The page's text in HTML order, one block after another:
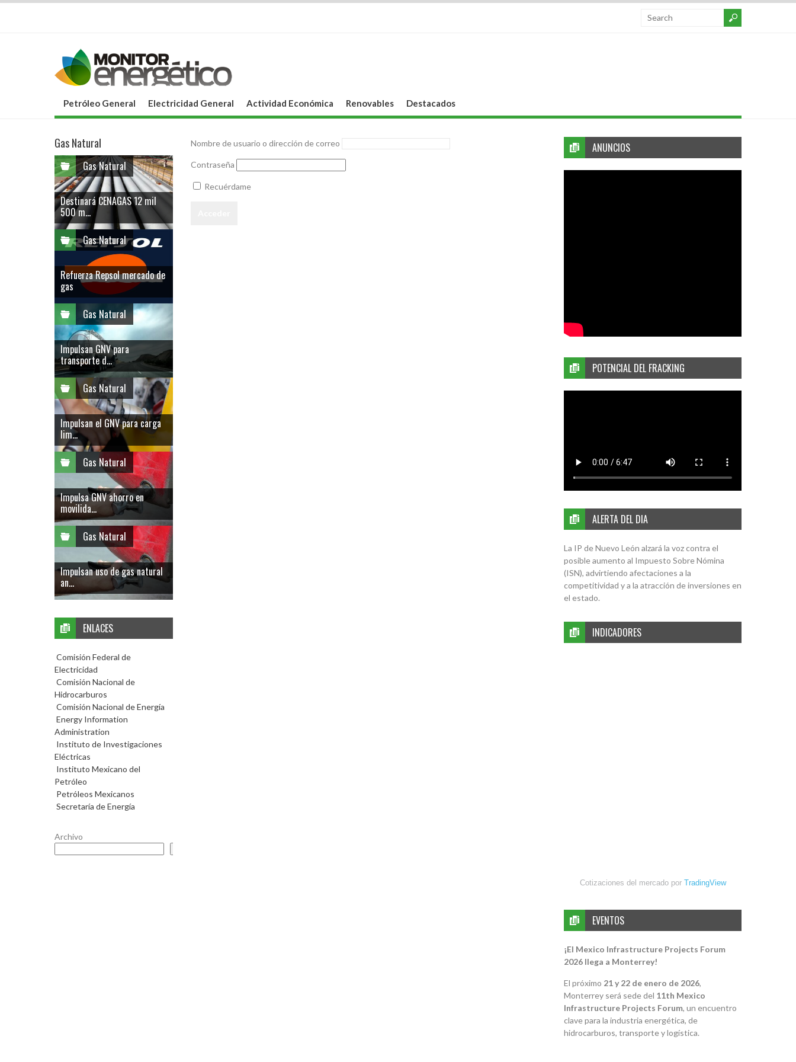
Petróleo General Electricidad General Actividad Económica Renovables Destacados
Nombre de usuario o dirección de correo
Contraseña
Recuérdame
ANUNCIOS
POTENCIAL DEL FRACKING
ALERTA DEL DIA
La IP de Nuevo León alzará la voz contra el
posible aumento al Impuesto Sobre Nómina
(ISN), advirtiendo afectaciones a la
competitividad y a la atracción de inversiones en
el estado.
INDICADORES
Cotizaciones del mercado por TradingView
EVENTOS
¡El Mexico Infrastructure Projects Forum
2026 llega a Monterrey!
El próximo 21 y 22 de enero de 2026,
Monterrey será sede del 11th Mexico
Infrastructure Projects Forum, un encuentro
clave para la industria energética, de
hidrocarburos, transporte y logística.
Gas Natural
Gas Natural
Destinará CENAGAS 12 mil
500 m...
Gas Natural
Refuerza Repsol mercado de
gas
Gas Natural
Impulsan GNV para
transporte d...
Gas Natural
Impulsan el GNV para carga
lim...
Gas Natural
Impulsa GNV ahorro en
movilida...
Gas Natural
Impulsan uso de gas natural
an...
ENLACES
Comisión Federal de
Electricidad
Comisión Nacional de
Hidrocarburos
Comisión Nacional de Energía
Energy Information
Administration
Instituto de Investigaciones
Eléctricas
Instituto Mexicano del
Petróleo
Petróleos Mexicanos
Secretaría de Energía
Archivo